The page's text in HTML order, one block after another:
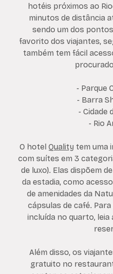
hotéis próximos ao
minutos de distância
sendo um dos
favorito dos viajantes,
também tem fácil
- Parque
- Barra
- Cidade
- Rio
O hotel Quality tem uma
com suítes em 3
de luxo). Elas dispõem
da estadia, como
de amenidades da
cápsulas de café.
incluída no quarto,
Além disso, os
gratuito no